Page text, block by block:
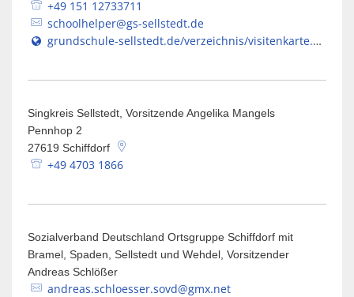
+49 151 12733711
schoolhelper@gs-sellstedt.de
grundschule-sellstedt.de/verzeichnis/visitenkarte.php?mandat=13820
Singkreis Sellstedt, Vorsitzende Angelika Mangels
Pennhop 2
27619 Schiffdorf
+49 4703 1866
Sozialverband Deutschland Ortsgruppe Schiffdorf mit
Bramel, Spaden, Sellstedt und Wehdel, Vorsitzender
Andreas Schlößer
andreas.schloesser.sovd@gmx.net